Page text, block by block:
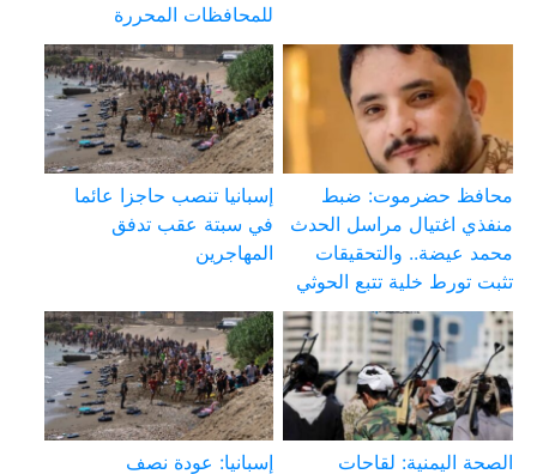
للمحافظات المحررة
محافظ حضرموت: ضبط
منفذي اغتيال مراسل الحدث
محمد عيضة.. والتحقيقات
تثبت تورط خلية تتبع الحوثي
إسبانيا تنصب حاجزا عائما
في سبتة عقب تدفق
المهاجرين
الصحة اليمنية: لقاحات إسبانيا: عودة نصف